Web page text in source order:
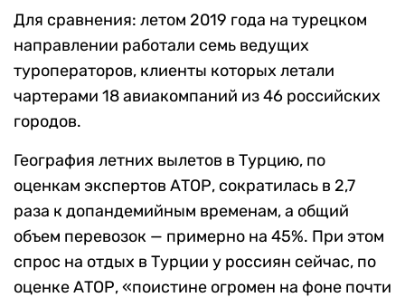
Для сравнения: летом 2019 года на турецком
направлении работали семь ведущих
туроператоров, клиенты которых летали
чартерами 18 авиакомпаний из 46 российских
городов.
География летних вылетов в Турцию, по
оценкам экспертов АТОР, сократилась в 2,7
раза к допандемийным временам, а общий
объем перевозок — примерно на 45%. При этом
спрос на отдых в Турции у россиян сейчас, по
оценке АТОР, «поистине огромен на фоне почти